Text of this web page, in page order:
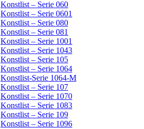
Konstlist – Serie 060
Konstlist – Serie 0601
Konstlist – Serie 080
Konstlist – Serie 081
Konstlist – Serie 1001
Konstlist – Serie 1043
Konstlist – Serie 105
Konstlist – Serie 1064
Konstlist-Serie 1064-M
Konstlist – Serie 107
Konstlist – Serie 1070
Konstlist – Serie 1083
Konstlist – Serie 109
Konstlist – Serie 1096